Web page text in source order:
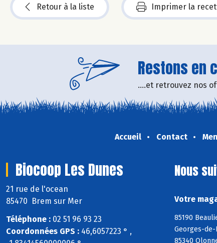
Retour à la liste Imprimer la
Restons en
....et retrouvez nos
Accueil Contact
Biocoop Les Dunes
21 rue de l'ocean
85470 Brem sur Mer
Téléphone : 02 51 96 93 23
Coordonnées GPS : 46,6057223 ° ,
Nous
Votre
85190
Georges-de-
85340